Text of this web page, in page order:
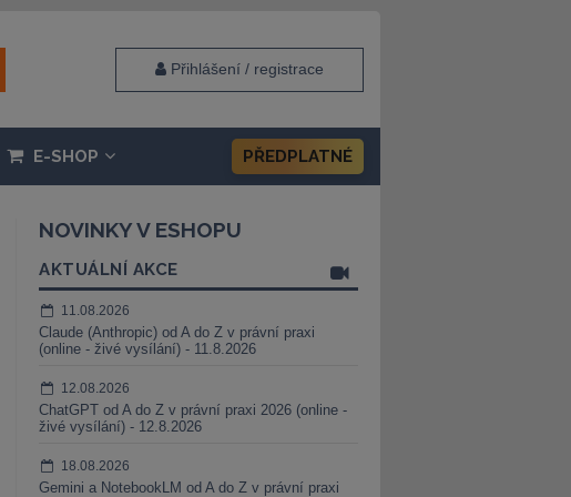
Přihlášení / registrace
E-SHOP PŘEDPLATNÉ
NOVINKY V ESHOPU
AKTUÁLNÍ AKCE
11.08.2026
Claude (Anthropic) od A do Z v právní praxi
(online - živé vysílání) - 11.8.2026
12.08.2026
ChatGPT od A do Z v právní praxi 2026 (online -
živé vysílání) - 12.8.2026
18.08.2026
Gemini a NotebookLM od A do Z v právní praxi